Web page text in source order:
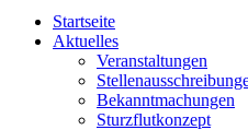
Startseite
Aktuelles
Veranstaltungen
Bekanntmachungen
Sturzflutkonzept